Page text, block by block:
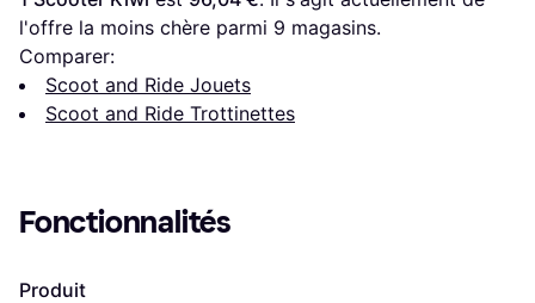
l'offre la moins chère parmi 9 magasins.
Comparer:
Scoot and Ride Jouets
Scoot and Ride Trottinettes
Fonctionnalités
Produit